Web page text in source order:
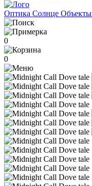
Оптика Солнце Объекты
0
0